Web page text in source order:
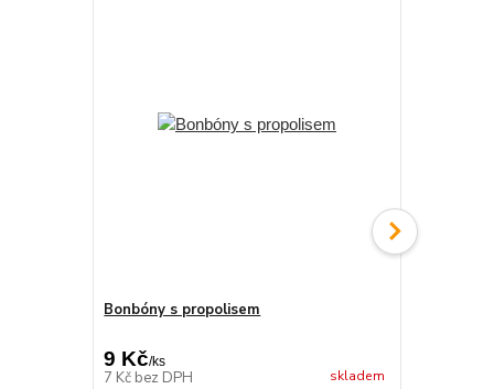
Bonbóny s propolisem
9 Kč/ks
7 Kč bez DPH skladem